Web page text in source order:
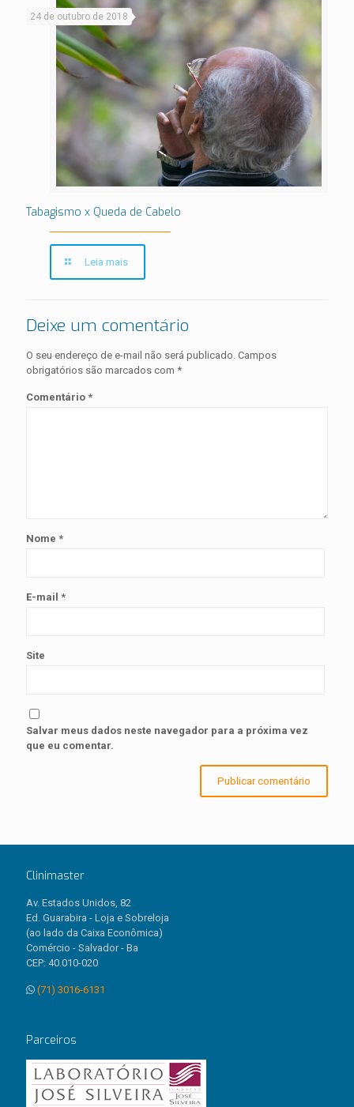
24 de outubro de 2018
Tabagismo x Queda de Cabelo
Leia mais
Deixe um comentário
O seu endereço de e-mail não será publicado. Campos
obrigatórios são marcados com *
Comentário *
Nome *
E-mail *
Site
Salvar meus dados neste navegador para a próxima vez
que eu comentar.
Clinimaster
Av. Estados Unidos, 82
Ed. Guarabira - Loja e Sobreloja
(ao lado da Caixa Econômica)
Comércio - Salvador - Ba
CEP: 40.010-020
(71) 3016-6131
Parceiros